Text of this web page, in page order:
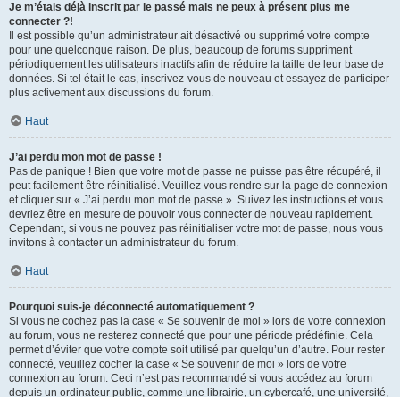
Je m’étais déjà inscrit par le passé mais ne peux à présent plus me
connecter ?!
Il est possible qu’un administrateur ait désactivé ou supprimé votre compte
pour une quelconque raison. De plus, beaucoup de forums suppriment
périodiquement les utilisateurs inactifs afin de réduire la taille de leur base de
données. Si tel était le cas, inscrivez-vous de nouveau et essayez de participer
plus activement aux discussions du forum.
Haut
J’ai perdu mon mot de passe !
Pas de panique ! Bien que votre mot de passe ne puisse pas être récupéré, il
peut facilement être réinitialisé. Veuillez vous rendre sur la page de connexion
et cliquer sur « J’ai perdu mon mot de passe ». Suivez les instructions et vous
devriez être en mesure de pouvoir vous connecter de nouveau rapidement.
Cependant, si vous ne pouvez pas réinitialiser votre mot de passe, nous vous
invitons à contacter un administrateur du forum.
Haut
Pourquoi suis-je déconnecté automatiquement ?
Si vous ne cochez pas la case « Se souvenir de moi » lors de votre connexion
au forum, vous ne resterez connecté que pour une période prédéfinie. Cela
permet d’éviter que votre compte soit utilisé par quelqu’un d’autre. Pour rester
connecté, veuillez cocher la case « Se souvenir de moi » lors de votre
connexion au forum. Ceci n’est pas recommandé si vous accédez au forum
depuis un ordinateur public, comme une librairie, un cybercafé, une université,